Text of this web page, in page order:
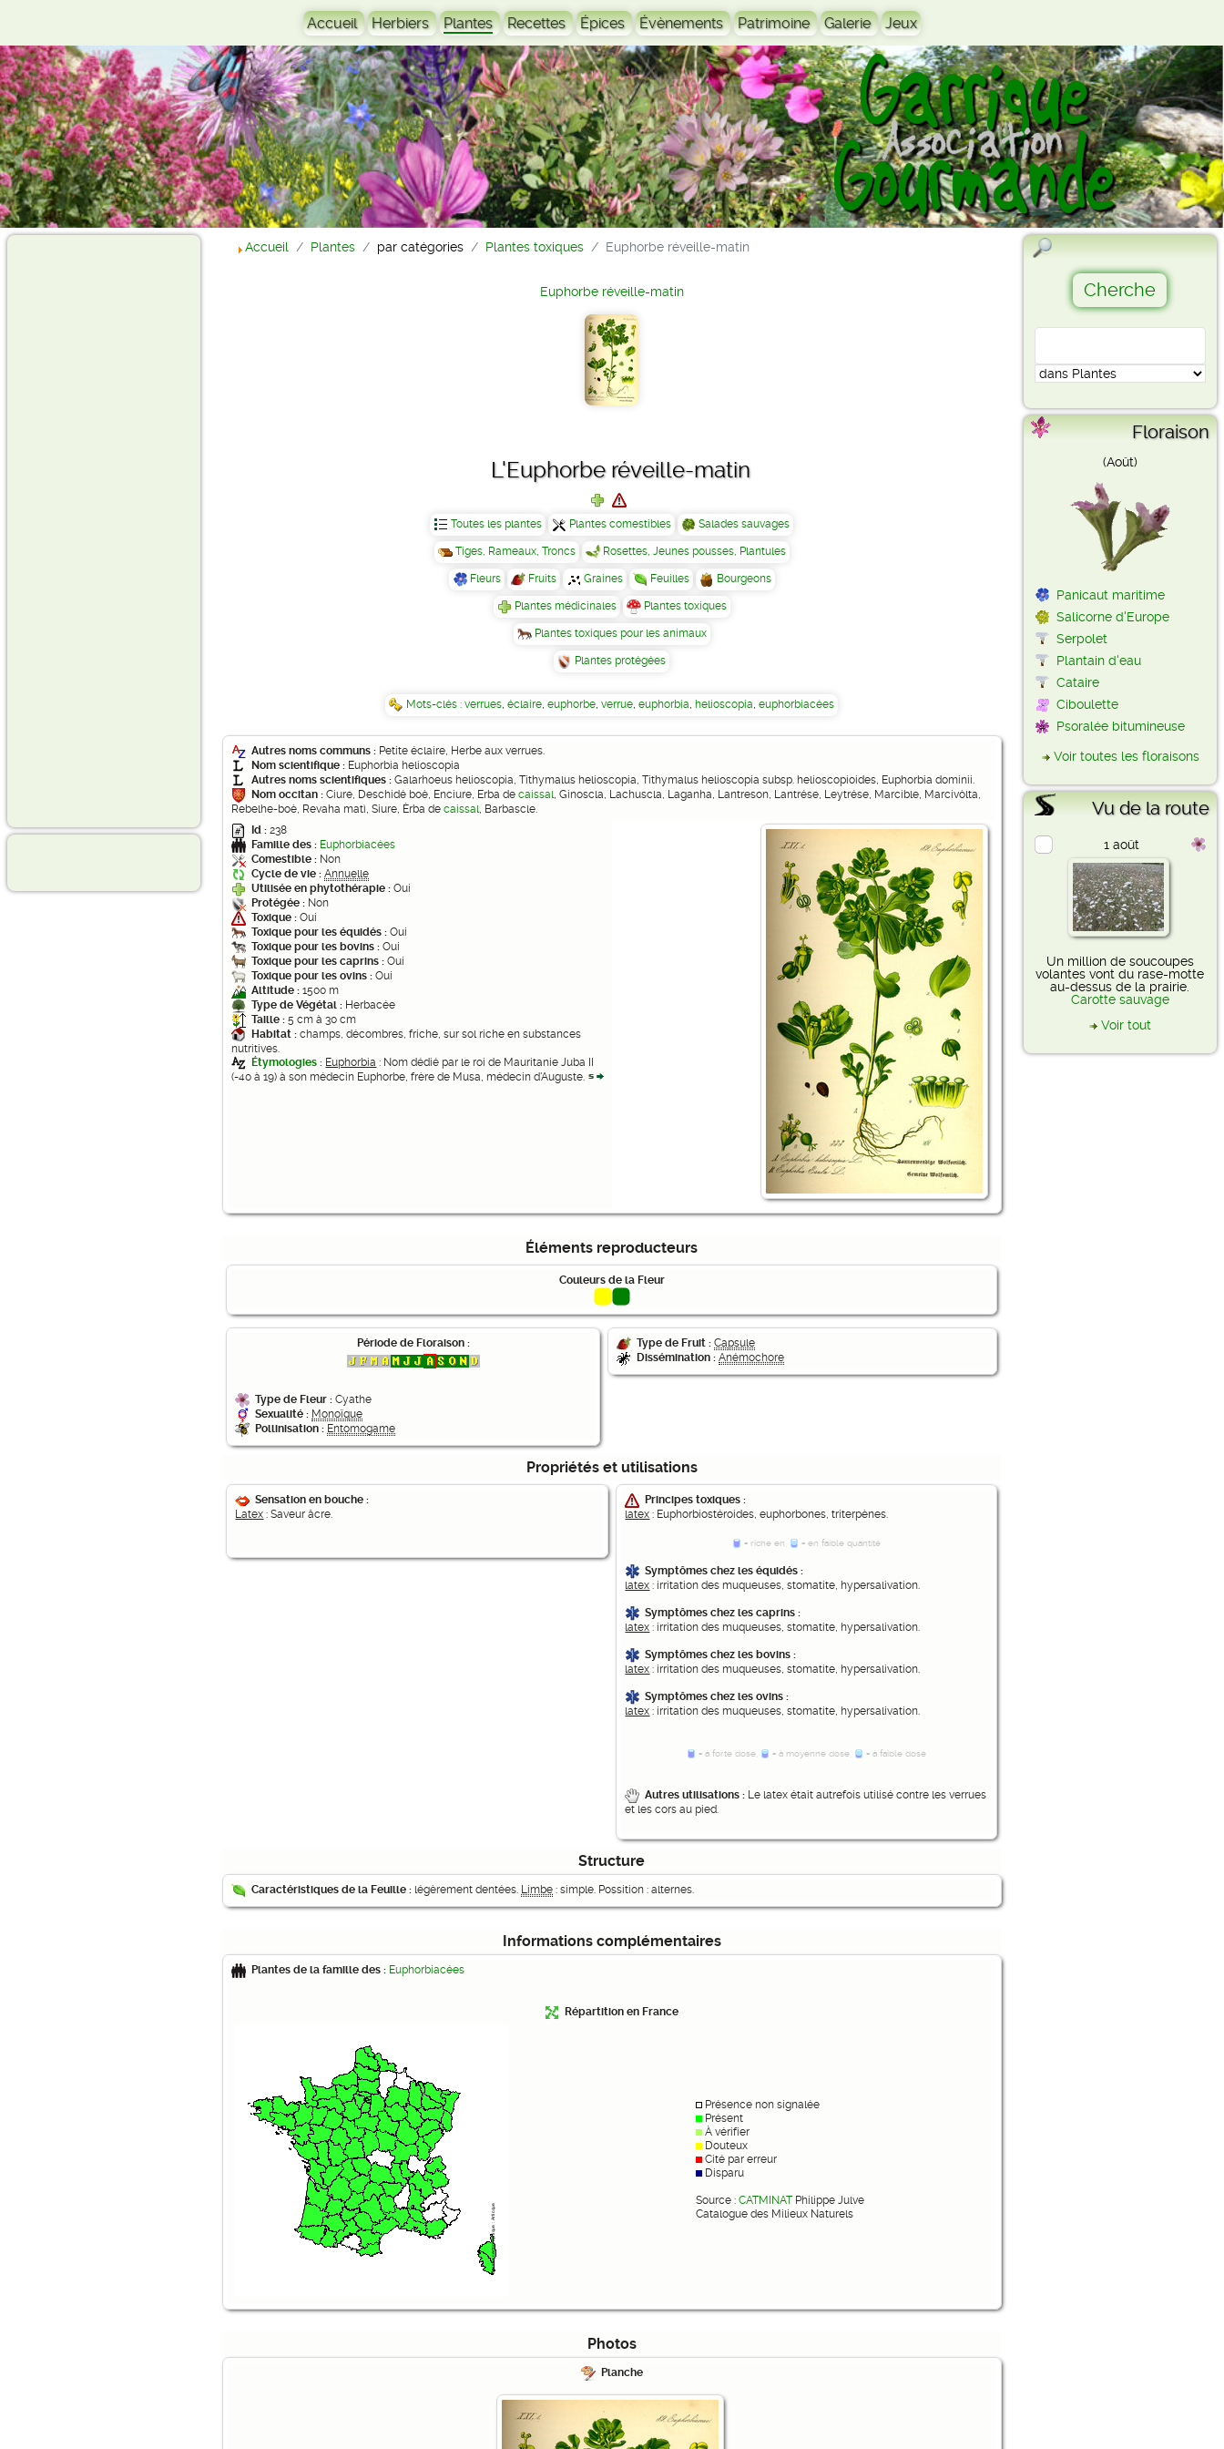
Accueil Herbiers Plantes Recettes Épices Évènements Patrimoine Galerie Jeux
Accueil Plantes par catégories Plantes toxiques Euphorbe réveille-matin
Euphorbe réveille-matin
L'Euphorbe réveille-matin
Toutes les plantes Plantes comestibles Salades sauvages
Tiges, Rameaux, Troncs Rosettes, Jeunes pousses, Plantules
Fleurs Fruits Graines Feuilles Bourgeons
Plantes médicinales Plantes toxiques
Plantes toxiques pour les animaux
Plantes protégées
Mots-clés :verrues,éclaire,euphorbe,verrue,euphorbia, helioscopia,euphorbiacées
Autres noms communs : Petite éclaire, Herbe aux verrues.
Nom scientifique : Euphorbia helioscopia
Autres noms scientifiques :Galarhoeus helioscopia, Tithymalus helioscopia, Tithymalus helioscopia subsp. helioscopioides, Euphorbia dominii.
Nom occitan :Ciure, Deschidé boè, Enciure, Erba decaissal, Ginoscla, Lachuscla, Laganha, Lantreson, Lantrése, Leytrése, Marcible, Marcivòlta,
Rebelhe-boè, Revaha matì, Siure, Èrba decaissal, Barbascle.
Id :238
Famille des : Euphorbiacées
Comestible : Non
Cycle de vie :Annuelle
Utilisée en phytothérapie :Oui
Protégée : Non
Toxique :Oui
Toxique pour les équidés :Oui
Toxique pour les bovins :Oui
Toxique pour les caprins :Oui
Toxique pour les ovins :Oui
Altitude :1500 m
Type de Végétal : Herbacée
Taille :5 cm à 30 cm
Habitat :champs, décombres, friche, sur sol riche en substances
nutritives.
Étymologies : Euphorbia : Nom dédié par le roi de Mauritanie Juba II
(-40 à 19) à son médecin Euphorbe, frère de Musa, médecin d'Auguste.
Éléments reproducteurs
Couleurs de la Fleur
Période de Floraison :
Type de Fleur :Cyathe
Sexualité : Monoïque
Pollinisation : Entomogame
Type de Fruit :Capsule
Dissémination :Anémochore
Propriétés et utilisations
Sensation en bouche :
Latex : Saveur âcre.
Principes toxiques :
latex : Euphorbiostéroides, euphorbones, triterpènes.
= riche en, = en faible quantité
Symptômes chez les équidés :
latex : irritation des muqueuses, stomatite, hypersalivation.
Symptômes chez les caprins :
latex : irritation des muqueuses, stomatite, hypersalivation.
Symptômes chez les bovins :
latex : irritation des muqueuses, stomatite, hypersalivation.
Symptômes chez les ovins :
latex : irritation des muqueuses, stomatite, hypersalivation.
= à forte dose, = à moyenne dose, = à faible dose
Autres utilisations : Le latex était autrefois utilisé contre les verrues
et les cors au pied.
Structure
Caractéristiques de la Feuille : légèrement dentées. Limbe : simple. Possition : alternes.
Informations complémentaires
Plantes de la famille des : Euphorbiacées
Répartition en France
Présence non signalée
Présent
À vérifier
Douteux
Cité par erreur
Disparu
Source :CATMINATPhilippe Julve
Catalogue des Milieux Naturels
Photos
Planche
Floraison
(Août)
Panicaut maritime
Salicorne d'Europe
Serpolet
Plantain d'eau
Cataire
Ciboulette
Psoralée bitumineuse
Voir toutes les floraisons
Vu de la route
1 août
Un million de soucoupes
volantes vont du rase-motte
au-dessus de la prairie.
Carotte sauvage
Voir tout